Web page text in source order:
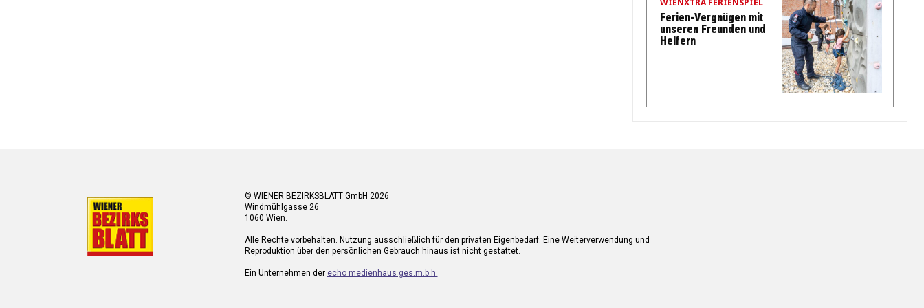
WIENXTRA FERIENSPIEL
Ferien-Vergnügen mit
unseren Freunden und
Helfern
© WIENER BEZIRKSBLATT GmbH 2026
Windmühlgasse 26
1060 Wien.
Alle Rechte vorbehalten. Nutzung ausschließlich für den privaten Eigenbedarf. Eine Weiterverwendung und
Reproduktion über den persönlichen Gebrauch hinaus ist nicht gestattet.
Ein Unternehmen der echo medienhaus ges.m.b.h.